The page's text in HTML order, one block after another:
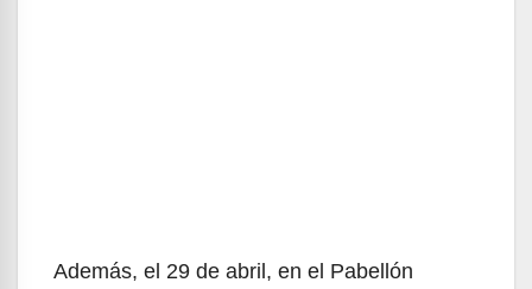
Además, el 29 de abril, en el Pabellón